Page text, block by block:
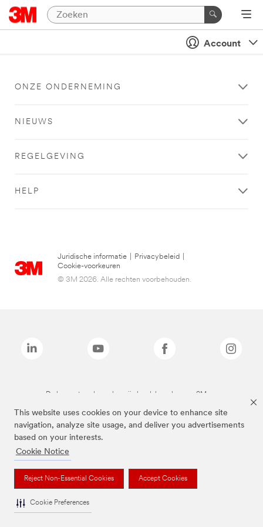
This website uses cookies on your device to enhance site
navigation, analyze site usage, and deliver you advertisements
based on your interests.
Cookie Notice
Reject Non-Essential Cookies Accept Cookies
Cookie Preferences
Account
ONZE ONDERNEMING
NIEUWS
REGELGEVING
HELP
Juridische informatie Privacybeleid
Cookie-voorkeuren
© 3M 2026. Alle rechten voorbehouden.
De bovenstaande merken zijn handelsmerken van 3M.we